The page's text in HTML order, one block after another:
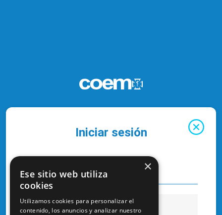
Iniciar sesión
×
Ese sitio web utiliza
cookies
Utilizamos cookies para personalizar el
contenido, los anuncios y analizar nuestro